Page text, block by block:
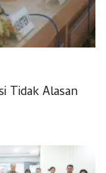
Tidak Alasan